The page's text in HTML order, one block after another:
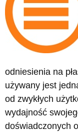
odniesienia na
używany jest
od zwykłych
wydajność
doświadczonych